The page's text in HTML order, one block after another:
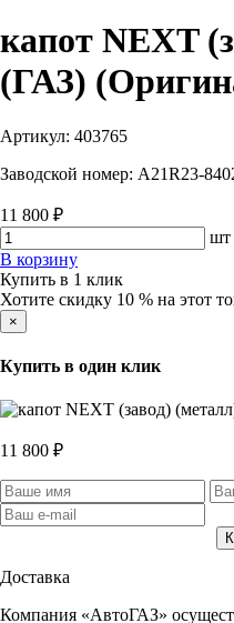
капот NEXT
(ГАЗ)
Артикул: 403765
Заводской номер: A21R23-
11 800 ₽
шт
В корзину
Купить в 1 клик
Хотите скидку 10 % на этот
×
Купить в один клик
11 800 ₽
Доставка
Компания «АвтоГАЗ»